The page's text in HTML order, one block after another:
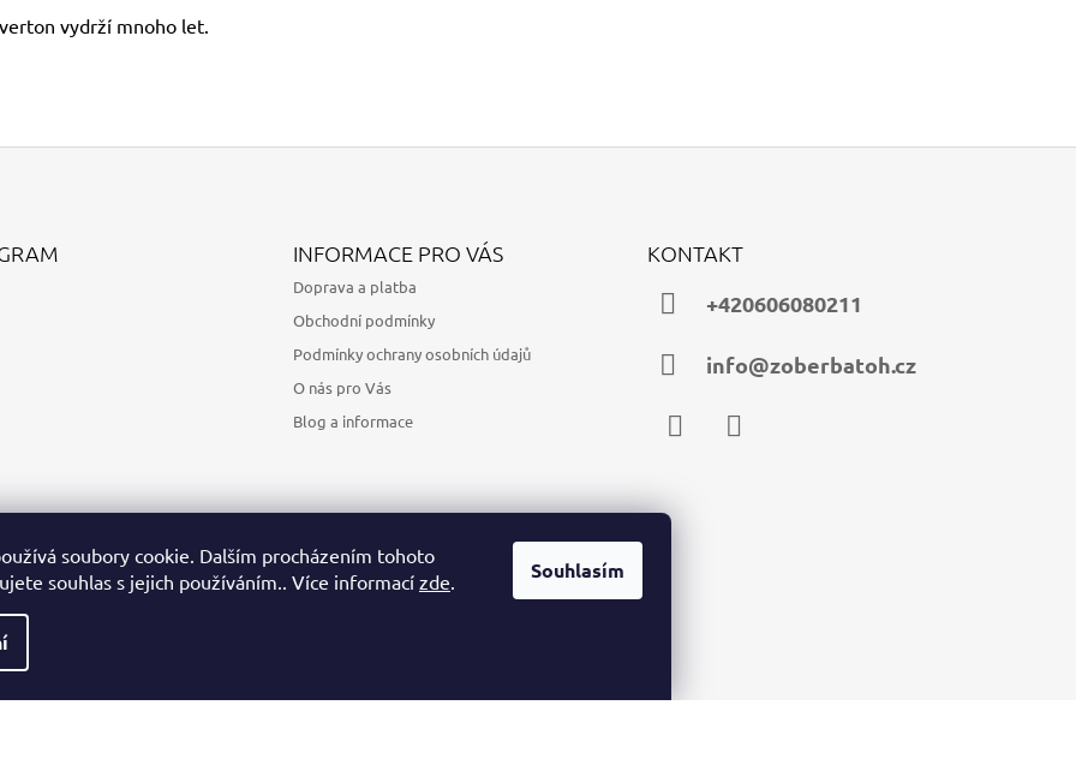
soubory cookie. Dalším procházením tohoto
souhlas s jejich používáním.. Více informací zde. Souhlasím
vydrží mnoho let.
Sledovat na Instagramu
INFORMACE PRO VÁS
Doprava a platba
Obchodní podmínky
Podmínky ochrany osobních údajů
O nás pro Vás
Blog a informace
KONTAKT
+420606080211
info@zoberbatoh.cz